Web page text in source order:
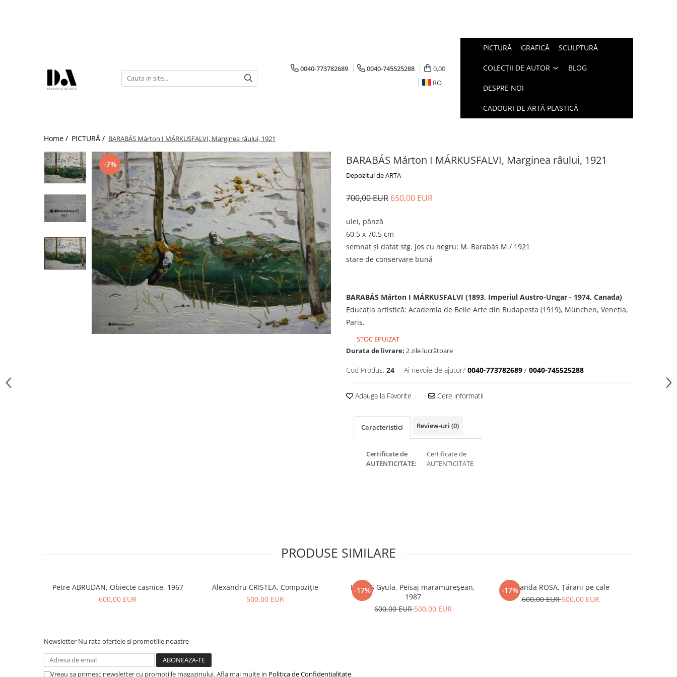
Petre ABRUDAN (1907-1979)
HEIM András (1946-2020)
0040-773782689 0040-745525288
0,00
RO
PICTURĂ GRAFICĂ SCULPTURĂ
COLECȚII DE AUTOR BLOG
DESPRE NOI
CADOURI DE ARTĂ PLASTICĂ
Home / PICTURĂ / BARABÁS Márton I MÁRKUSFALVI, Marginea râului, 1921
-7% BARABÁS Márton I MÁRKUSFALVI, Marginea râului, 1921
Depozitul de ARTA
700,00 EUR 650,00 EUR
ulei, pânză
60,5 x 70,5 cm
semnat și datat stg. jos cu negru: M. Barabás M / 1921
stare de conservare bună
BARABÁS Márton I MÁRKUSFALVI (1893, Imperiul Austro-Ungar - 1974, Canada)
Educația artistică: Academia de Belle Arte din Budapesta (1919), München, Veneția,
Paris.
STOC EPUIZAT
Durata de livrare: 2 zile lucrătoare
Cod Produs: 24 Ai nevoie de ajutor? 0040-773782689 / 0040-745525288
Adauga la Favorite Cere informatii
Caracteristici Review-uri (0)
Certificate de
AUTENTICITATE:
Certificate de
AUTENTICITATE
PRODUSE SIMILARE
Petre ABRUDAN, Obiecte casnice, 1967
600,00 EUR
Alexandru CRISTEA, Compoziție
500,00 EUR
-17%
DUDÁS Gyula, Peisaj maramureșean,
1987
600,00 EUR500,00 EUR
-17%Iolanda ROSA, Țărani pe cale
600,00 EUR500,00 EUR
Newsletter Nu rata ofertele si promotiile noastre
Vreau sa primesc newsletter cu promotiile magazinului. Afla mai multe in Politica de Confidentialitate